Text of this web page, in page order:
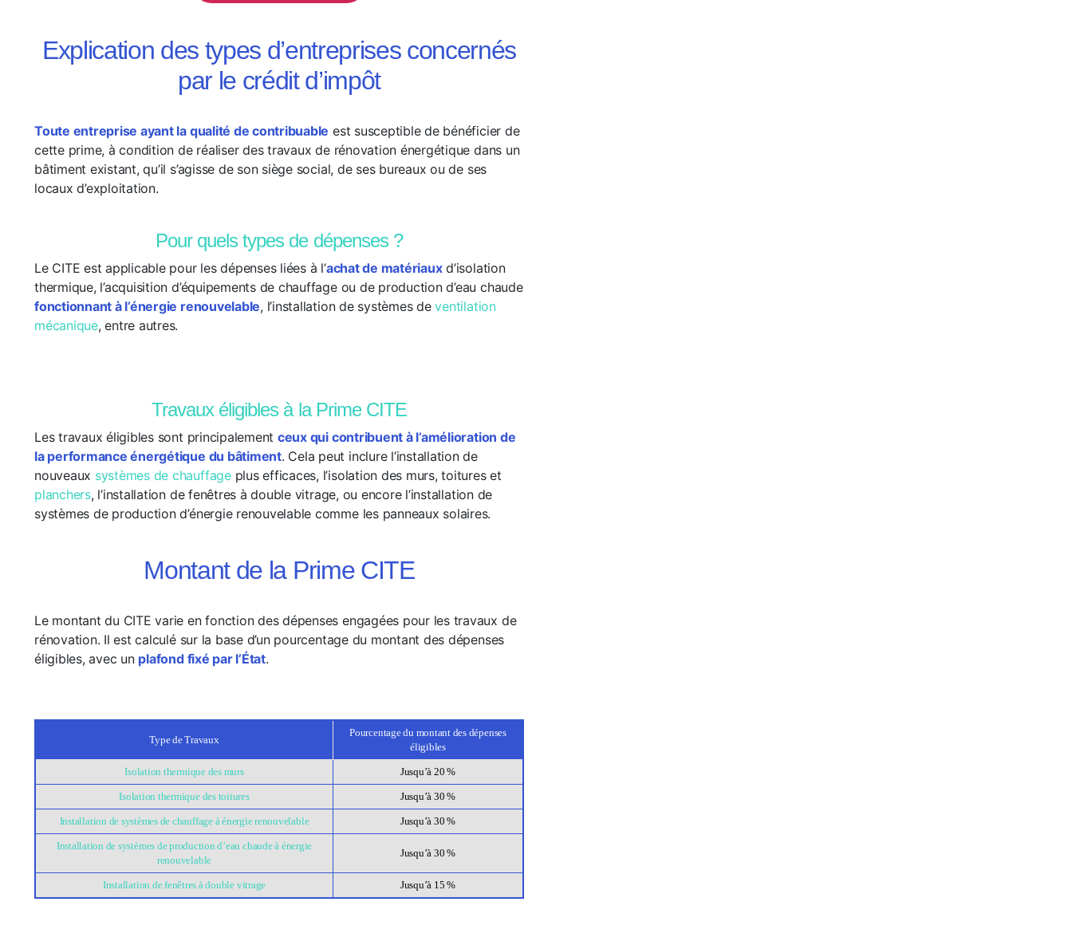
Explication des types d’entreprises concernés
par le crédit d’impôt
Toute entreprise ayant la qualité de contribuable est susceptible de bénéficier de
cette prime, à condition de réaliser des travaux de rénovation énergétique dans un
bâtiment existant, qu’il s’agisse de son siège social, de ses bureaux ou de ses
locaux d’exploitation.
Pour quels types de dépenses ?
Le CITE est applicable pour les dépenses liées à l’achat de matériauxd’isolation
thermique, l’acquisition d’équipements de chauffage ou de production d’eau chaude
fonctionnant à l’énergie renouvelable, l’installation de systèmes deventilation
mécanique, entre autres.
Travaux éligibles à la Prime CITE
Les travaux éligibles sont principalement ceux qui contribuent à l’amélioration de
la performance énergétique du bâtiment. Cela peut inclure l’installation de
nouveaux systèmes de chauffageplus efficaces, l’isolation des murs, toitures et
planchers, l’installation de fenêtres à double vitrage, ou encore l’installation de
systèmes de production d’énergie renouvelable comme les panneaux solaires.
Montant de la Prime CITE
Le montant du CITE varie en fonction des dépenses engagées pour les travaux de
rénovation. Il est calculé sur la base d’un pourcentage du montant des dépenses
éligibles, avec un plafond fixé par l’État.
Type de Travaux
Pourcentage du montant des dépenses
éligibles
Isolation thermique des murs Jusqu’à 20 %
Isolation thermique des toitures Jusqu’à 30 %
Installation de systèmes de chauffage à énergie renouvelable Jusqu’à 30 %
Installation de systèmes de production d’eau chaude à énergie
renouvelable
Jusqu’à 30 %
Installation de fenêtres à double vitrage Jusqu’à 15 %